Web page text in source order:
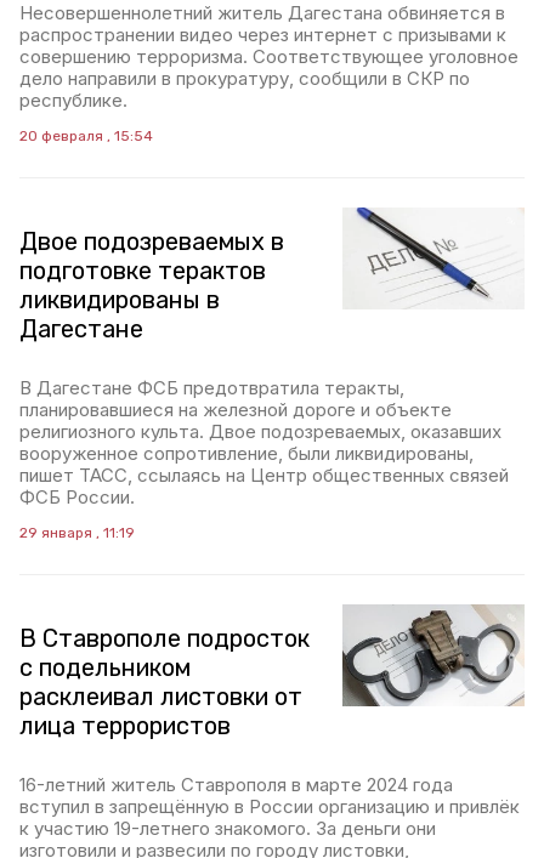
Несовершеннолетний житель Дагестана обвиняется в
распространении видео через интернет с призывами к
совершению терроризма. Соответствующее уголовное
дело направили в прокуратуру, сообщили в СКР по
республике.
20 февраля , 15:54
Двое подозреваемых в
подготовке терактов
ликвидированы в
Дагестане
В Дагестане ФСБ предотвратила теракты,
планировавшиеся на железной дороге и объекте
религиозного культа. Двое подозреваемых, оказавших
вооруженное сопротивление, были ликвидированы,
пишет ТАСС, ссылаясь на Центр общественных связей
ФСБ России.
29 января , 11:19
В Ставрополе подросток
с подельником
расклеивал листовки от
лица террористов
16-летний житель Ставрополя в марте 2024 года
вступил в запрещённую в России организацию и привлёк
к участию 19-летнего знакомого. За деньги они
изготовили и развесили по городу листовки,